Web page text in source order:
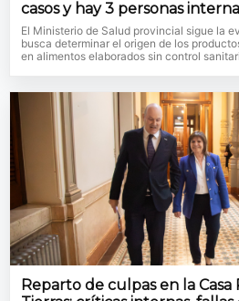
casos y hay 3 personas
El Ministerio de Salud provincial sigue la
busca determinar el origen de los
en alimentos elaborados sin control
Reparto de culpas en la Casa